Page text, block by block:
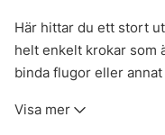
Här hittar du ett stort
helt enkelt krokar som
binda flugor eller
kraftiga krokar för
Visa mer